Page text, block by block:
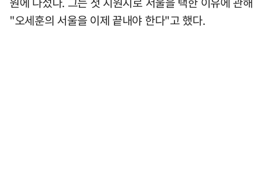
"오세훈의 서울을 이제 끝내야 한다"고 했다.